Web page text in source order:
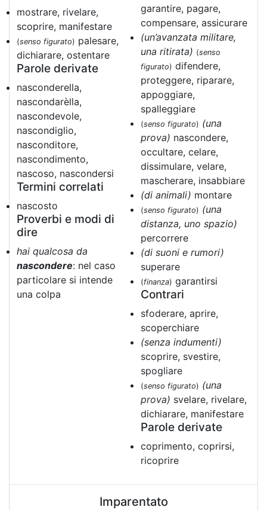
mostrare, rivelare,
scoprire, manifestare
(senso figurato) palesare,
dichiarare, ostentare
Parole derivate
nasconderella,
nascondarèlla,
nascondevole,
nascondiglio,
nasconditore,
nascondimento,
nascoso, nascondersi
Termini correlati
nascosto
Proverbi e modi di
dire
hai qualcosa da
nascondere: nel caso
particolare si intende
una colpa
garantire, pagare,
compensare, assicurare
(un’avanzata militare,
una ritirata) (senso
figurato) difendere,
proteggere, riparare,
appoggiare,
spalleggiare
(senso figurato) (una
prova) nascondere,
occultare, celare,
dissimulare, velare,
mascherare, insabbiare
(di animali) montare
(senso figurato) (una
distanza, uno spazio)
percorrere
(di suoni e rumori)
superare
(finanza) garantirsi
Contrari
sfoderare, aprire,
scoperchiare
(senza indumenti)
scoprire, svestire,
spogliare
(senso figurato) (una
prova) svelare, rivelare,
dichiarare, manifestare
Parole derivate
coprimento, coprirsi,
ricoprire
Imparentato